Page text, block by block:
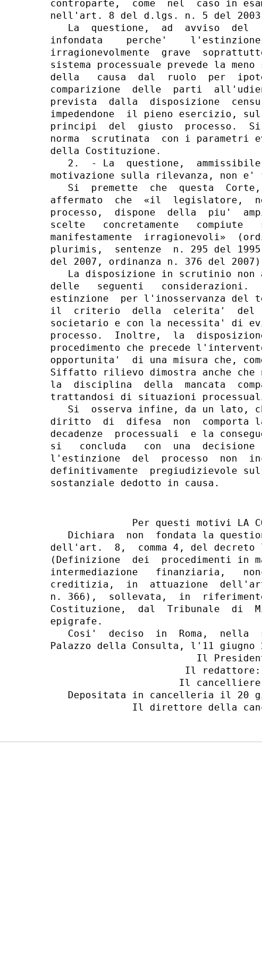
Per questi motivi LA
Dichiara  non  fondata la
dell'art.  8,  comma 4, del decreto
(Definizione  dei  procedimenti
intermediazione   finanziaria,
creditizia,  in  attuazione
n. 366),  sollevata,  in
Costituzione,  dal  Tribunale  di
epigrafe.
Cosi'  deciso  in  Roma,  nella
Palazzo della Consulta, l'11 giugno
Il
Il
Il
Depositata in cancelleria il 20